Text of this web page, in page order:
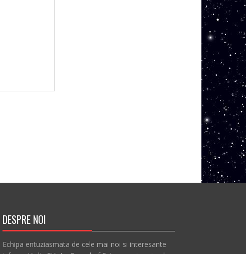
DESPRE NOI
Echipa entuziasmata de cele mai noi si interesante